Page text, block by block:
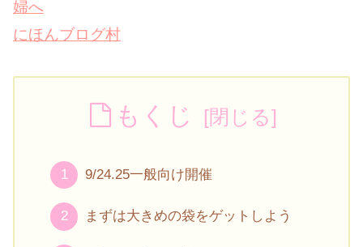
にほんブログ村
もくじ
9/24.25一般向け開催
まずは大きめの袋をゲットしよう